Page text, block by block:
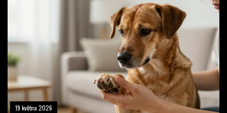
19 května 2026